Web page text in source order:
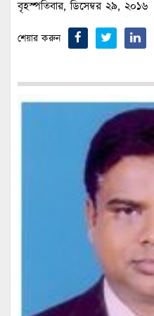
বৃহস্পতিবার, ডিসেম্বর ২৯, ২০১৬
শেয়ার করুন